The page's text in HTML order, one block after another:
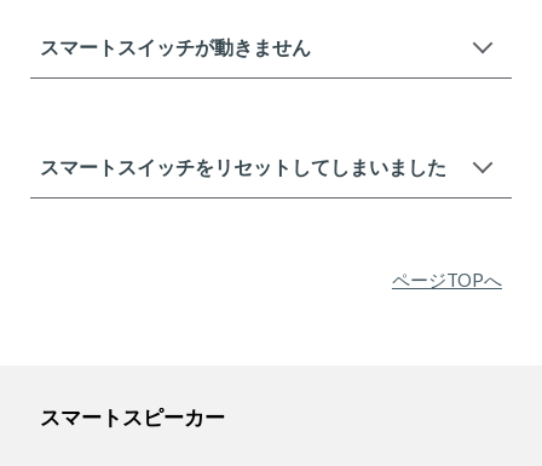
スマートスイッチが動きません
スマートスイッチをリセットしてしまいました
ページTOPへ
スマートスピーカー